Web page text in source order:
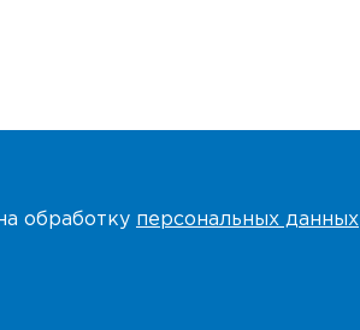
обработку персональных данных